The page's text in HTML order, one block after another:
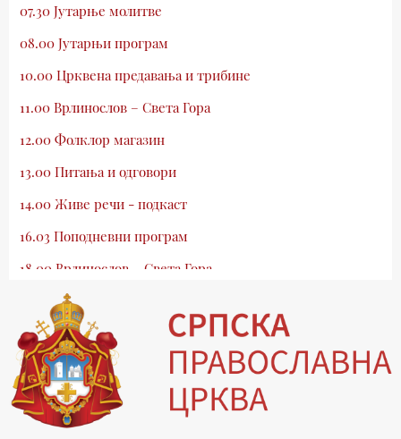
07.30 Јутарње молитве
08.00 Јутарњи програм
10.00 Црквена предавања и трибине
11.00 Врлинослов – Света Гора
12.00 Фолклор магазин
13.00 Питања и одговори
14.00 Живе речи - подкаст
16.03 Поподневни програм
18.00 Врлинослов – Света Гора
19.03 Атлас памћења
19.30 Вечерње молитве
20.00 Вести из Цркве
20.15 Реч архијереја
20.30 Млади у Цркви